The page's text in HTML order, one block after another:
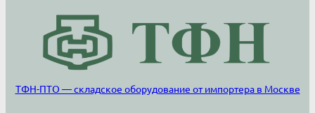
ТФН-ПТО — складское оборудование от импортера в Москве